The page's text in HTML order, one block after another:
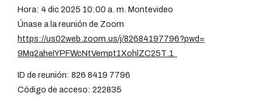
Hora: 4 dic 2025 10:00 a. m. Montevideo
Únase a la reunión de Zoom
https://us02web.zoom.us/j/82684197796?pwd=
9Mq2aheIYPFWcNtVempt1XohlZC25T .1
ID de reunión: 826 8419 7796
Código de acceso: 222835